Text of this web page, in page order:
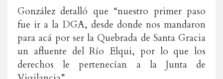
González detalló que “nuestro primer paso
fue ir a la DGA, desde donde nos mandaron
para acá por ser la Quebrada de Santa Gracia
un afluente del Río Elqui, por lo que los
derechos le pertenecían a la Junta de